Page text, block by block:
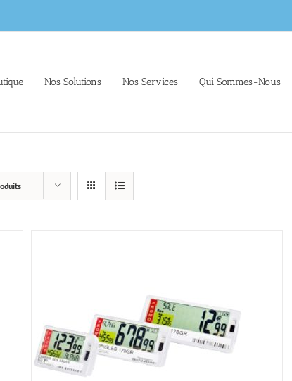
Nos Solutions Nos Services Qui Sommes-Nous